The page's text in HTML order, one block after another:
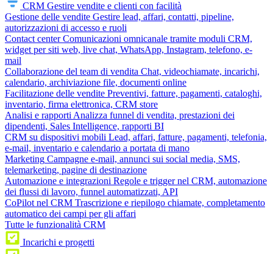
CRM Gestire vendite e clienti con facilità
Gestione delle vendite Gestire lead, affari, contatti, pipeline,
autorizzazioni di accesso e ruoli
Contact center Comunicazioni omnicanale tramite moduli CRM,
widget per siti web, live chat, WhatsApp, Instagram, telefono, e-
mail
Collaborazione del team di vendita Chat, videochiamate, incarichi,
calendario, archiviazione file, documenti online
Facilitazione delle vendite Preventivi, fatture, pagamenti, cataloghi,
inventario, firma elettronica, CRM store
Analisi e rapporti Analizza funnel di vendita, prestazioni dei
dipendenti, Sales Intelligence, rapporti BI
CRM su dispositivi mobili Lead, affari, fatture, pagamenti, telefonia,
e-mail, inventario e calendario a portata di mano
Marketing Campagne e-mail, annunci sui social media, SMS,
telemarketing, pagine di destinazione
Automazione e integrazioni Regole e trigger nel CRM, automazione
dei flussi di lavoro, funnel automatizzati, API
CoPilot nel CRM Trascrizione e riepilogo chiamate, completamento
automatico dei campi per gli affari
Tutte le funzionalità CRM
Incarichi e progetti